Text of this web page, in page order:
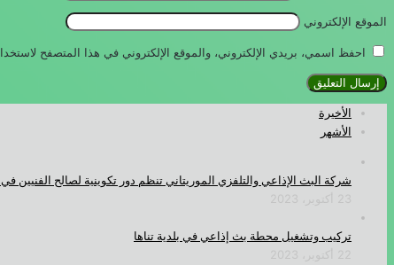
الموقع الإلكتروني
احفظ اسمي، بريدي الإلكتروني، والموقع الإلكتروني في هذا المتصفح
الأخيرة
الأشهر
شركة البث الإذاعي والتلفزي الموريتاني تنظم دور تكوينية لصالح الفنيين
تركيب وتشغيل محطة بث إذاعي في بلدية تناها